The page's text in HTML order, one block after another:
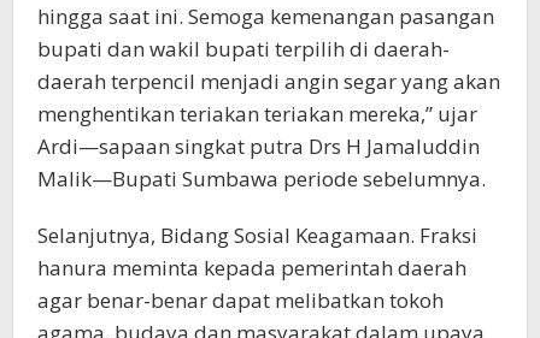
hingga saat ini. Semoga kemenangan pasangan
bupati dan wakil bupati terpilih di daerah-
daerah terpencil menjadi angin segar yang akan
menghentikan teriakan teriakan mereka,” ujar
Ardi—sapaan singkat putra Drs H Jamaluddin
Malik—Bupati Sumbawa periode sebelumnya.
Selanjutnya, Bidang Sosial Keagamaan. Fraksi
hanura meminta kepada pemerintah daerah
agar benar-benar dapat melibatkan tokoh